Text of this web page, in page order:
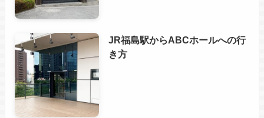
JR福島駅からABCホールへの行
き方